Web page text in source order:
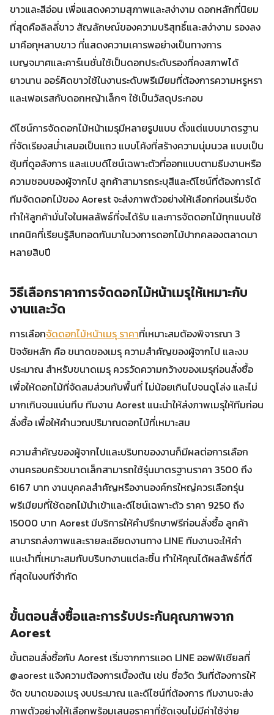
ขาวและสีอ่อน เพื่อแสดงความสุภาพและสง่างาม ดอกหลักที่นิยม
ที่สุดคือลิลลี่ขาว สัญลักษณ์ของความบริสุทธิ์และสง่างาม รองลง
มาคือกุหลาบขาว ที่แสดงความเคารพอย่างเป็นทางการ
เบญจมาศและคาร์เนชั่นใช้เป็นดอกประดับรองที่คงสภาพได้
ยาวนาน ออร์คิดขาวใช้ในงานระดับพรีเมียมที่ต้องการความหรูหรา
และเฟอเรสกับดอกหญ้าเล็กๆ ใช้เป็นวัสดุประกอบ
ดีไซน์การจัดดอกไม้หน้าเมรุมีหลายรูปแบบ ตั้งแต่แบบมาตรฐาน
ที่จัดเรียงสม่ำเสมอเป็นแถว แบบโค้งที่สร้างความนุ่มนวล แบบเป็น
ซุ้มที่ดูอลังการ และแบบดีไซน์เฉพาะตัวที่ออกแบบตามธีมงานหรือ
ความชอบของผู้จากไป ลูกค้าสามารถระบุสีและดีไซน์ที่ต้องการได้
ทีมจัดดอกไม้ของ Aorest จะส่งภาพตัวอย่างให้เลือกก่อนเริ่มจัด
ทำให้ลูกค้ามั่นใจในผลลัพธ์ที่จะได้รับ และการจัดดอกไม้ทุกแบบใช้
เทคนิคที่เรียนรู้สืบทอดกันมาในวงการดอกไม้ปากคลองตลาดมา
หลายสิบปี
วิธีเลือกราคาการจัดดอกไม้หน้าเมรุให้เหมาะกับ
งานและวัด
การเลือกจัดดอกไม้หน้าเมรุ ราคาที่เหมาะสมต้องพิจารณา 3
ปัจจัยหลัก คือ ขนาดของเมรุ ความสำคัญของผู้จากไป และงบ
ประมาณ สำหรับขนาดเมรุ ควรวัดความกว้างของเมรุก่อนสั่งซื้อ
เพื่อให้ดอกไม้ที่จัดสมส่วนกับพื้นที่ ไม่น้อยเกินไปจนดูโล่ง และไม่
มากเกินจนแน่นทึบ ทีมงาน Aorest แนะนำให้ส่งภาพเมรุให้ทีมก่อน
สั่งซื้อ เพื่อให้คำนวณปริมาณดอกไม้ที่เหมาะสม
ความสำคัญของผู้จากไปและบริบทของงานก็มีผลต่อการเลือก
งานครอบครัวขนาดเล็กสามารถใช้รุ่นมาตรฐานราคา 3500 ถึง
6167 บาท งานบุคคลสำคัญหรืองานองค์กรใหญ่ควรเลือกรุ่น
พรีเมียมที่ใช้ดอกไม้นำเข้าและดีไซน์เฉพาะตัว ราคา 9250 ถึง
15000 บาท Aorest มีบริการให้คำปรึกษาฟรีก่อนสั่งซื้อ ลูกค้า
สามารถส่งภาพและรายละเอียดงานทาง LINE ทีมงานจะให้คำ
แนะนำที่เหมาะสมกับบริบทงานแต่ละชิ้น ทำให้คุณได้ผลลัพธ์ที่ดี
ที่สุดในงบที่จำกัด
ขั้นตอนสั่งซื้อและการรับประกันคุณภาพจาก
Aorest
ขั้นตอนสั่งซื้อกับ Aorest เริ่มจากการแอด LINE ออฟฟิเชียลที่
@aorest แจ้งความต้องการเบื้องต้น เช่น ชื่อวัด วันที่ต้องการให้
จัด ขนาดของเมรุ งบประมาณ และดีไซน์ที่ต้องการ ทีมงานจะส่ง
ภาพตัวอย่างให้เลือกพร้อมเสนอราคาที่ชัดเจนไม่มีค่าใช้จ่าย